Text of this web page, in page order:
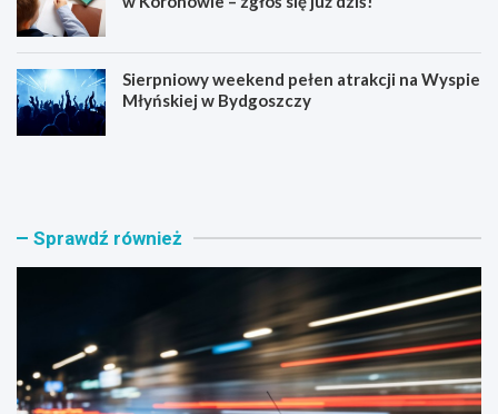
Sierpniowy weekend pełen atrakcji na Wyspie
Młyńskiej w Bydgoszczy
B
s
c
j
O
l
b
i
Sprawdź również